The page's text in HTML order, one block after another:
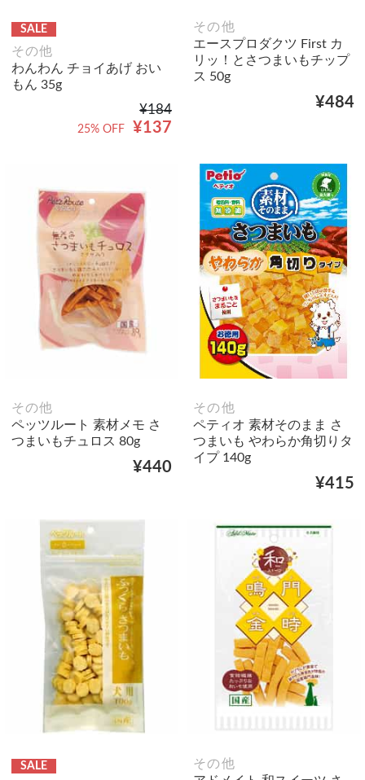
SALE
その他
わんわん チョイあげ おい
もん 35g
¥184
¥137
25% OFF
その他
エースプロダクツ First カ
リッ！とさつまいもチップ
ス 50g
¥484
その他
ペッツルート 素材メモ さ
つまいもチュロス 80g
¥440
その他
ペティオ 素材そのまま さ
つまいも やわらか角切りタ
イプ 140g
¥415
SALE
その他